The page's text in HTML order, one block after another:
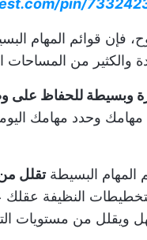
pin/
فإن قوائم المهام
والكثير من المساحات
وبسيطة للحفاظ
المهام البسيطةتقلل
النظيفة
ويقلل من مستويات